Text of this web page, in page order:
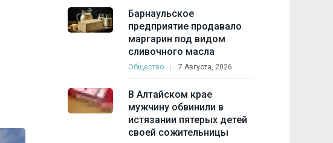
Барнаульское
предприятие продавало
маргарин под видом
сливочного масла
Общество 7 Августа, 2026
В Алтайском крае
мужчину обвинили в
истязании пятерых детей
своей сожительницы